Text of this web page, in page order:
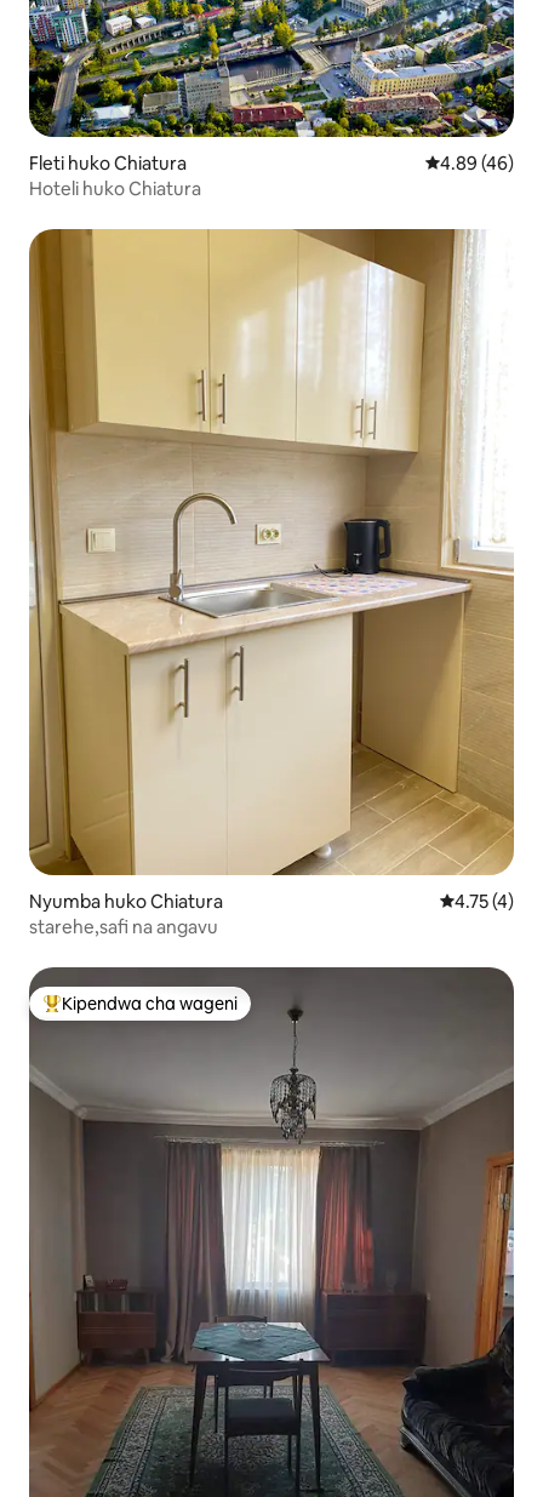
Fleti huko Chiatura Ukadiriaji wa
4.89 (46)
Hoteli huko Chiatura
Nyumba huko Chiatura Ukadiriaji
4.75 (4)
starehe,safi na angavu
Kipendwa maarufu cha wageni
Kipendwa cha wageni